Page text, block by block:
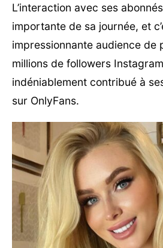
L’interaction avec ses
importante de sa journée, et
impressionnante audience de
millions de followers
indéniablement contribué à
sur OnlyFans.